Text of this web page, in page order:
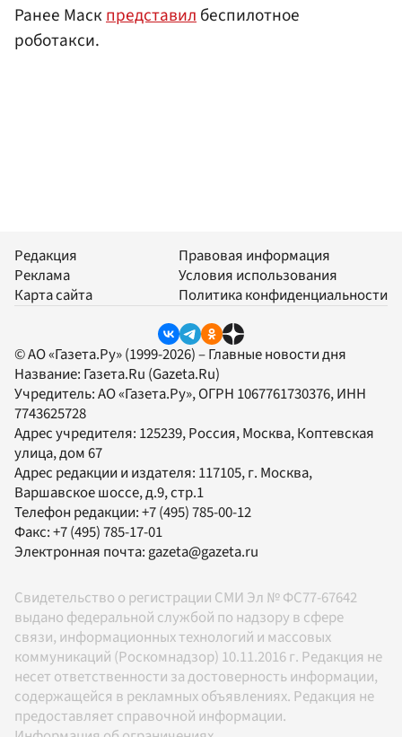
Ранее Маскпредставилбеспилотное
роботакси.
Редакция
Реклама
Карта сайта
Правовая информация
Условия использования
Политика конфиденциальности
© АО «Газета.Ру» (1999-2026) – Главные новости дня
Название: Газета.Ru (Gazeta.Ru)
Учредитель:АО «Газета.Ру», ОГРН 1067761730376, ИНН
7743625728
Адрес учредителя: 125239, Россия, Москва, Коптевская
улица, дом 67
Адрес редакции и издателя: 117105, г. Москва,
Варшавское шоссе, д.9, стр.1
Телефон редакции:+7 (495) 785-00-12
Факс:+7 (495) 785-17-01
Электронная почта: gazeta@gazeta.ru
Свидетельство о регистрации СМИ Эл № ФС77-67642
выдано федеральной службой по надзору в сфере
связи, информационных технологий и массовых
коммуникаций (Роскомнадзор) 10.11.2016 г. Редакция не
несет ответственности за достоверность информации,
содержащейся в рекламных объявлениях. Редакция не
предоставляет справочной информации.